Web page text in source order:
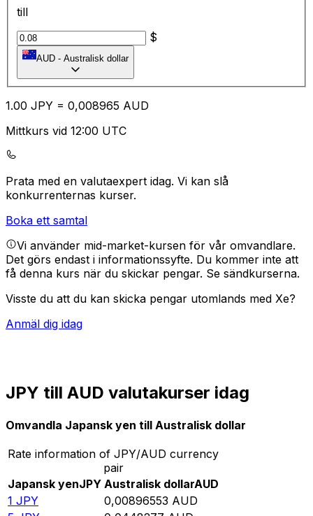
till
$
AUD - Australisk dollar
1.00 JPY = 0,008965 AUD
Mittkurs vid 12:00 UTC
Prata med en valutaexpert idag. Vi kan slå
konkurrenternas kurser.
Boka ett samtal
Vi använder mid-market-kursen för vår omvandlare.
Det görs endast i informationssyfte. Du kommer inte att
få denna kurs när du skickar pengar. Se sändkurserna.
Visste du att du kan skicka pengar utomlands med Xe?
Anmäl dig idag
JPY till AUD valutakurser idag
Omvandla Japansk yen till Australisk dollar
Rate information of JPY/AUD currency
pair
Japansk yenJPY Australisk dollarAUD
1 JPY 0,00896553 AUD